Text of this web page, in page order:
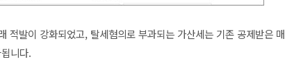
적발이 강화되었고, 탈세혐의로 부과되는 가산세는 기존 공제받은 매
니다.